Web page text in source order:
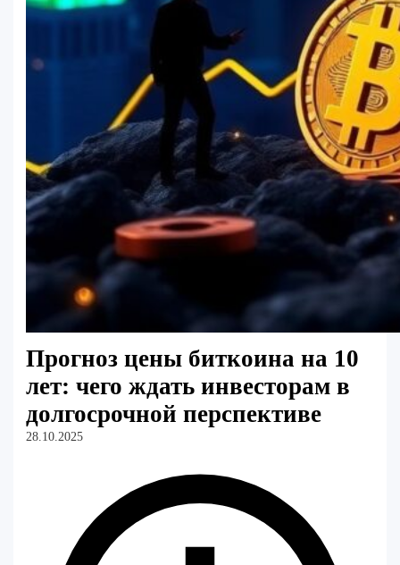
Прогноз цены биткоина на 10
лет: чего ждать инвесторам в
долгосрочной перспективе
28.10.2025